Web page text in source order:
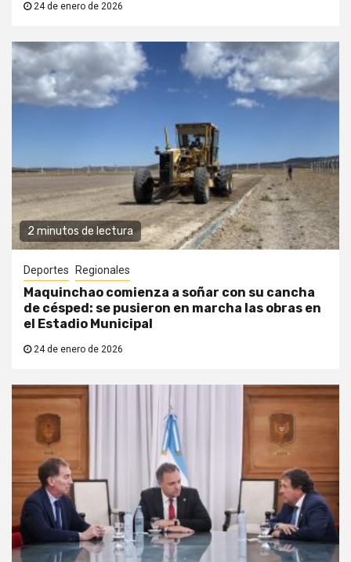
24 de enero de 2026
2 minutos de lectura
Deportes Regionales
Maquinchao comienza a soñar con su cancha
de césped: se pusieron en marcha las obras en
el Estadio Municipal
24 de enero de 2026